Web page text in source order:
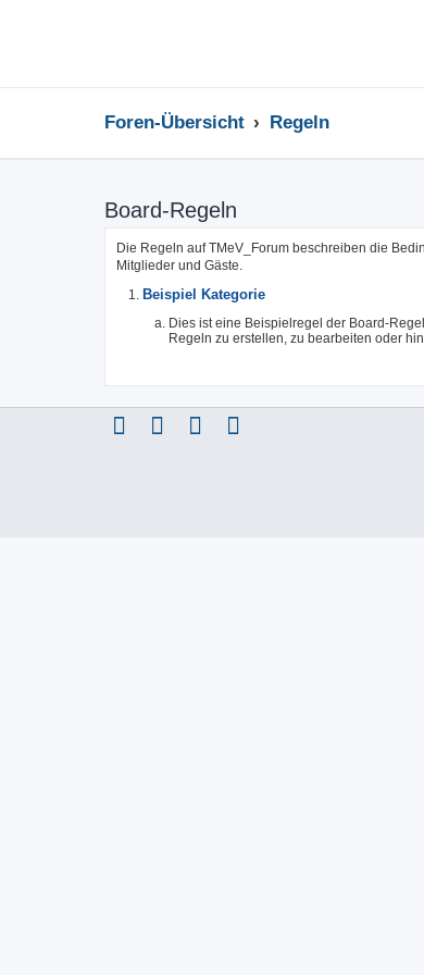
Foren-Übersicht Regeln
Board-Regeln
Die Regeln auf TMeV_Forum beschreiben die
Mitglieder und Gäste.
Beispiel Kategorie
Dies ist eine Beispielregel der Board-
Regeln zu erstellen, zu bearbeiten oder